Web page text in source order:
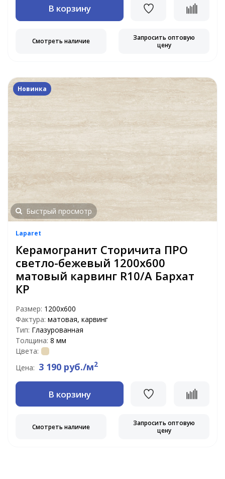
В корзину
Смотреть наличие
Запросить оптовую
цену
Новинка
Быстрый просмотр
Laparet
Керамогранит Сторичита ПРО
светло-бежевый 1200x600
матовый карвинг R10/A Бархат
КР
Размер: 1200x600
Фактура: матовая, карвинг
Тип: Глазурованная
Толщина: 8 мм
Цвета:
Цена: 3 190 руб./м2
В корзину
Смотреть наличие
Запросить оптовую
цену